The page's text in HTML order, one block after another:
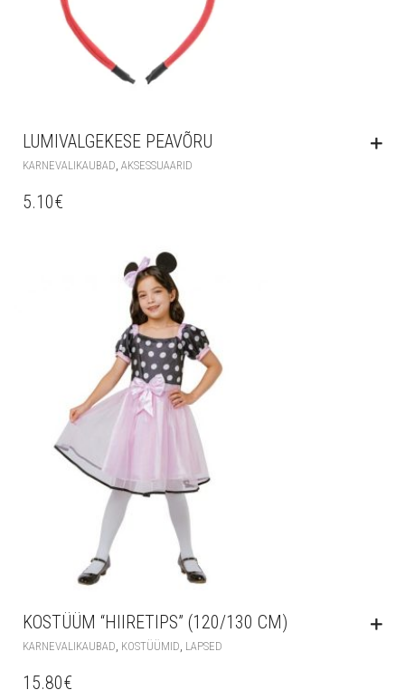
LUMIVALGEKESE PEAVÕRU
KARNEVALIKAUBAD AKSESSUAARID
5.10€
KOSTÜÜM “HIIRETIPS” (120/130 CM)
KARNEVALIKAUBAD KOSTÜÜMID LAPSED
15.80€